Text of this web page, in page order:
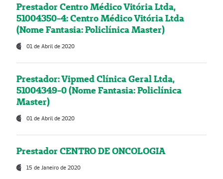
Prestador Centro Médico Vitória Ltda,
51004350-4: Centro Médico Vitória Ltda
(Nome Fantasia: Policlínica Master)
01 de Abril de 2020
Prestador: Vipmed Clínica Geral Ltda,
51004349-0 (Nome Fantasia: Policlínica
Master)
01 de Abril de 2020
Prestador CENTRO DE ONCOLOGIA
15 de Janeiro de 2020